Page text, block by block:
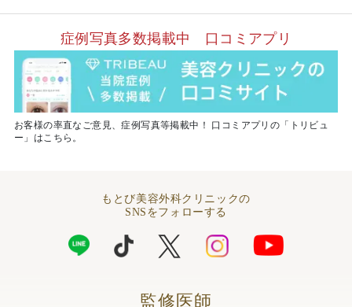
症例写真多数掲載中 口コミアプリ
お客様の率直なご意見、症例写真等掲載中！ 口コミアプリの「トリビュ
ー」はこちら。
もとび美容外科クリニックの
SNSをフォローする
監修医師